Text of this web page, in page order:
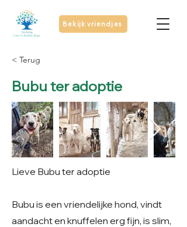
Bekijk vriendjes
< Terug
Bubu ter adoptie
Lieve Bubu ter adoptie
Bubu is een vriendelijke hond, vindt
aandacht en knuffelen erg fijn, is slim,